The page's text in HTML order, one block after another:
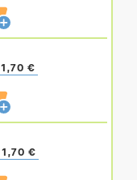
1,70 €
1,70 €